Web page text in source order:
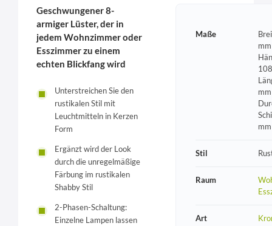
Geschwungener 8-
armiger Lüster, der in
jedem Wohnzimmer oder
Esszimmer zu einem
echten Blickfang wird
Unterstreichen Sie den
rustikalen Stil mit
Leuchtmitteln in Kerzen
Form
Ergänzt wird der Look
durch die unregelmäßige
Färbung im rustikalen
Shabby Stil
2-Phasen-Schaltung:
Einzelne Lampen lassen
Maße
mm
Stil
Raum
Art